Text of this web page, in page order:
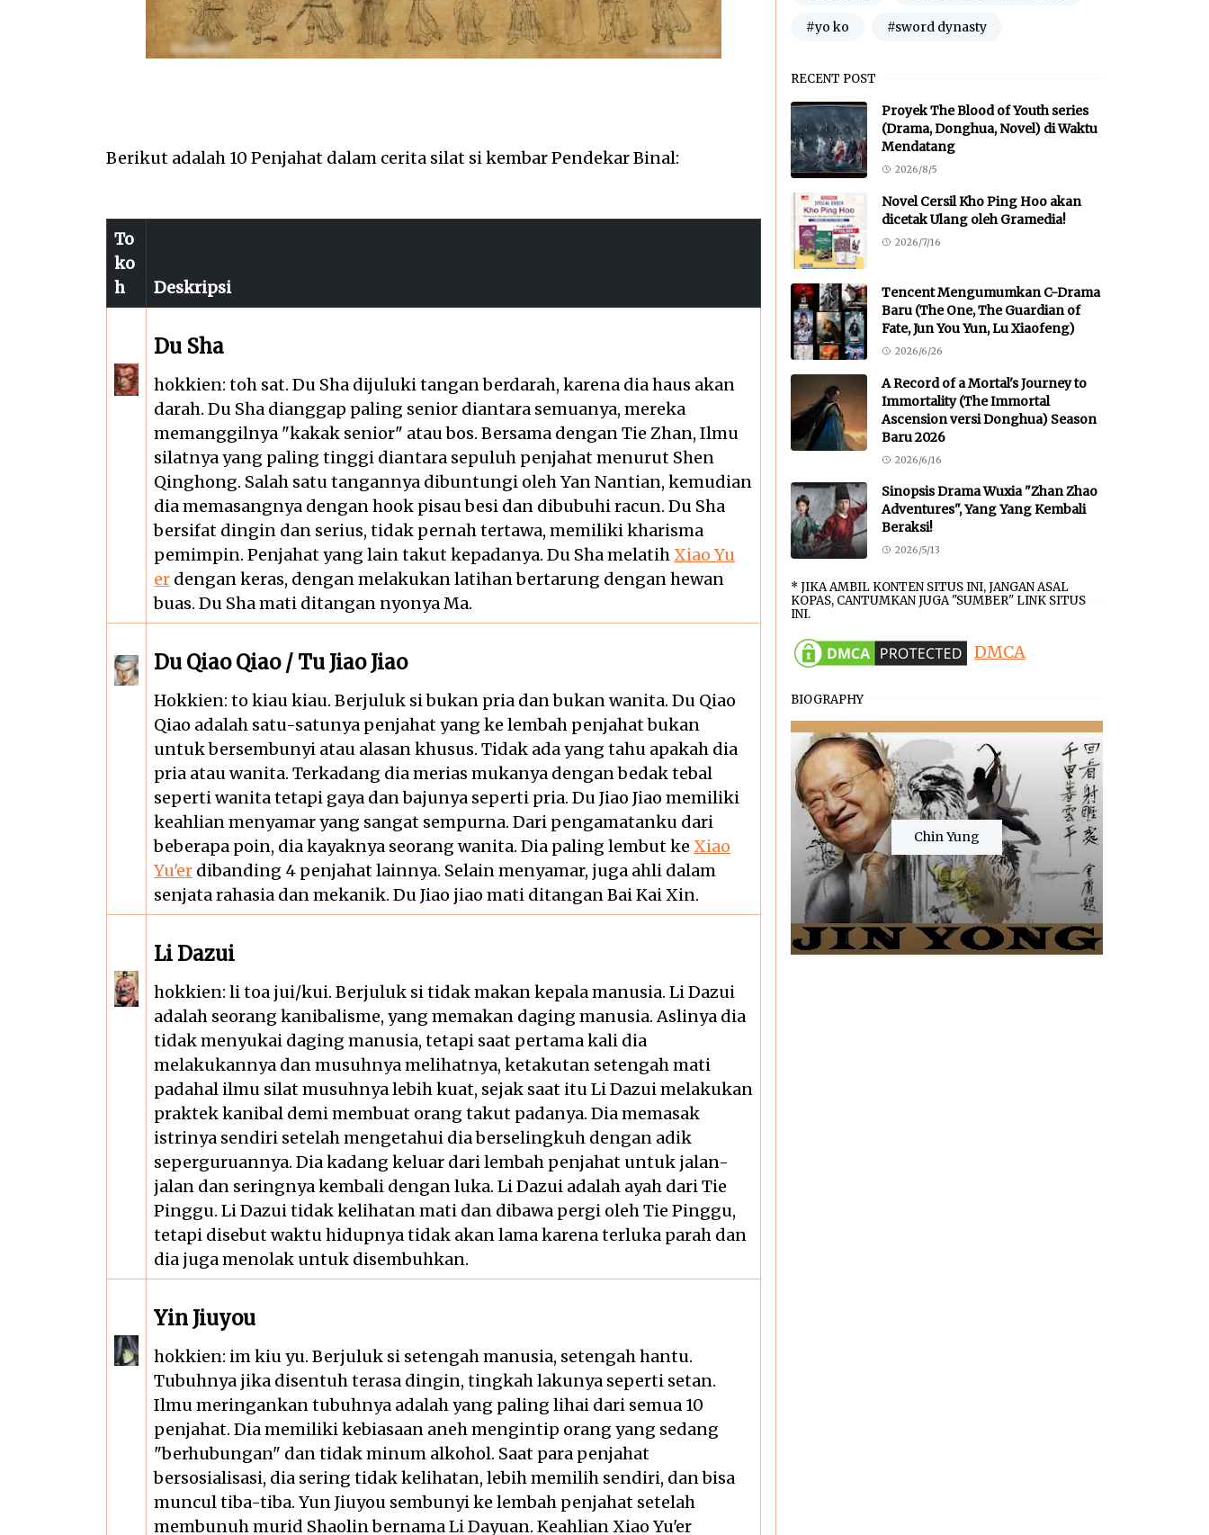
Berikut adalah 10 Penjahat dalam cerita silat si kembar Pendekar Binal:
To
ko
h
Deskripsi
Du Sha
hokkien: toh sat. Du Sha dijuluki tangan berdarah, karena dia haus akan
darah. Du Sha dianggap paling senior diantara semuanya, mereka
memanggilnya "kakak senior" atau bos. Bersama dengan Tie Zhan, Ilmu
silatnya yang paling tinggi diantara sepuluh penjahat menurut Shen
Qinghong. Salah satu tangannya dibuntungi oleh Yan Nantian, kemudian
dia memasangnya dengan hook pisau besi dan dibubuhi racun. Du Sha
bersifat dingin dan serius, tidak pernah tertawa, memiliki kharisma
pemimpin. Penjahat yang lain takut kepadanya. Du Sha melatihXiao Yu
er dengan keras, dengan melakukan latihan bertarung dengan hewan
buas. Du Sha mati ditangan nyonya Ma.
Du Qiao Qiao / Tu Jiao Jiao
Hokkien: to kiau kiau. Berjuluk si bukan pria dan bukan wanita. Du Qiao
Qiao adalah satu-satunya penjahat yang ke lembah penjahat bukan
untuk bersembunyi atau alasan khusus. Tidak ada yang tahu apakah dia
pria atau wanita. Terkadang dia merias mukanya dengan bedak tebal
seperti wanita tetapi gaya dan bajunya seperti pria. Du Jiao Jiao memiliki
keahlian menyamar yang sangat sempurna. Dari pengamatanku dari
beberapa poin, dia kayaknya seorang wanita. Dia paling lembut ke Xiao
Yu'er dibanding 4 penjahat lainnya. Selain menyamar, juga ahli dalam
senjata rahasia dan mekanik. Du Jiao jiao mati ditangan Bai Kai Xin.
Li Dazui
hokkien: li toa jui/kui. Berjuluk si tidak makan kepala manusia. Li Dazui
adalah seorang kanibalisme, yang memakan daging manusia. Aslinya dia
tidak menyukai daging manusia, tetapi saat pertama kali dia
melakukannya dan musuhnya melihatnya, ketakutan setengah mati
padahal ilmu silat musuhnya lebih kuat, sejak saat itu Li Dazui melakukan
praktek kanibal demi membuat orang takut padanya. Dia memasak
istrinya sendiri setelah mengetahui dia berselingkuh dengan adik
seperguruannya. Dia kadang keluar dari lembah penjahat untuk jalan-
jalan dan seringnya kembali dengan luka. Li Dazui adalah ayah dari Tie
Pinggu. Li Dazui tidak kelihatan mati dan dibawa pergi oleh Tie Pinggu,
tetapi disebut waktu hidupnya tidak akan lama karena terluka parah dan
dia juga menolak untuk disembuhkan.
Yin Jiuyou
hokkien: im kiu yu. Berjuluk si setengah manusia, setengah hantu.
Tubuhnya jika disentuh terasa dingin, tingkah lakunya seperti setan.
Ilmu meringankan tubuhnya adalah yang paling lihai dari semua 10
penjahat. Dia memiliki kebiasaan aneh mengintip orang yang sedang
"berhubungan" dan tidak minum alkohol. Saat para penjahat
bersosialisasi, dia sering tidak kelihatan, lebih memilih sendiri, dan bisa
muncul tiba-tiba. Yun Jiuyou sembunyi ke lembah penjahat setelah
membunuh murid Shaolin bernama Li Dayuan. Keahlian Xiao Yu'er
#yo ko #sword dynasty
RECENT POST
Proyek The Blood of Youth series
(Drama, Donghua, Novel) di Waktu
Mendatang
2026/8/5
Novel Cersil Kho Ping Hoo akan
dicetak Ulang oleh Gramedia!
2026/7/16
Tencent Mengumumkan C-Drama
Baru (The One, The Guardian of
Fate, Jun You Yun, Lu Xiaofeng)
2026/6/26
A Record of a Mortal's Journey to
Immortality (The Immortal
Ascension versi Donghua) Season
Baru 2026
2026/6/16
Sinopsis Drama Wuxia "Zhan Zhao
Adventures", Yang Yang Kembali
Beraksi!
2026/5/13
* JIKA AMBIL KONTEN SITUS INI, JANGAN ASAL
KOPAS, CANTUMKAN JUGA "SUMBER" LINK SITUS
INI.
DMCA
BIOGRAPHY
Chin Yung